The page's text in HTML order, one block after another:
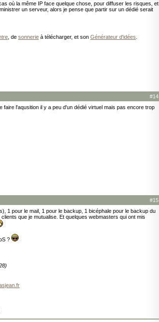
où la même IP face quelque chose, pour diffuser les risques, et
un serveur, alors je pense que partir sur un dédié serait
, de sonnerie à télécharger, et son Générateur d'idées
#14
l'aqusition il y a peu d'un dédié virtuel mais pas encore trop
#15
1 pour le mail, 1 pour le backup, 1 bicéphale pour le backup du
que je mutualise. Et quelques webmasters qui ont mis
?